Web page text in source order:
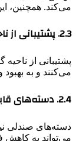
می‌کند. همچنین،
2.3. پشتیبانی از ناحیه گردن و سر
پشتیبانی از
می‌کنند و به
2.4. دسته‌های قابل تنظیم
می‌تواند به کاهش